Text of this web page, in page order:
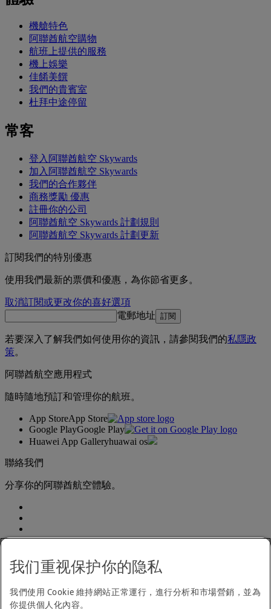
機艙特色
阿聯酋航空購物
航班上提供的服務
機上娛樂
佳餚美饌
我們的貴賓室
杜拜中途停留
常客
登入阿聯酋航空 Skywards
加入阿聯酋航空 Skywards
我們的合作夥伴
商務獎勵 優惠
註冊你的公司
阿聯酋航空 Skywards 計劃規則
阿聯酋航空 Skywards 計劃更新
訂閱我們的特別優惠
使用我們最新的票價和優惠，為你節省更多。
取消訂閱或更改你的喜好選項
電郵地址 訂閱
若要深入了解我們如何使用你的資訊，請參閱我們的私隱政
策。
阿聯酋航空應用程式
隨時隨地預訂和管理你的航班。
App StoreApp Store
Google PlayGoogle Play
Huawei App Galleryhuawai os
聯絡我們
分享你的阿聯酋航空體驗。
無障礙閱覽聲明
聯絡我們
我们重视保护你的隐私
我們使用 Cookie 維持網站正常運行，進行分析和市場營銷，並為
你提供個人化內容。